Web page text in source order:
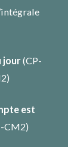
jour(CP-
)
est
CM2)